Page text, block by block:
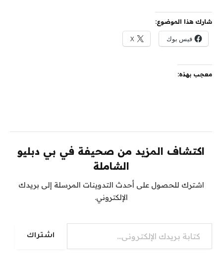
شارك هذا الموضوع:
فيس بوك X
معجب بهذه:
اكتشاف المزيد من صحيفة في بي دبليو
الشاملة
اشترك للحصول على أحدث التدوينات المرسلة إلى بريدك
الإلكتروني.
كتابة بريدك الإلكتروني...
اشتراك